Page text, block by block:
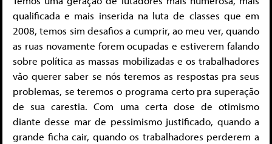
qualificada e mais inserida na luta de classes que em
2008, temos sim desafios a cumprir, ao meu ver, quando
as ruas novamente forem ocupadas e estiverem falando
sobre política as massas mobilizadas e os trabalhadores
vão querer saber se nós teremos as respostas pra seus
problemas, se teremos o programa certo pra superação
de sua carestia. Com uma certa dose de otimismo
diante desse mar de pessimismo justificado, quando a
grande ficha cair, quando os trabalhadores perderem a